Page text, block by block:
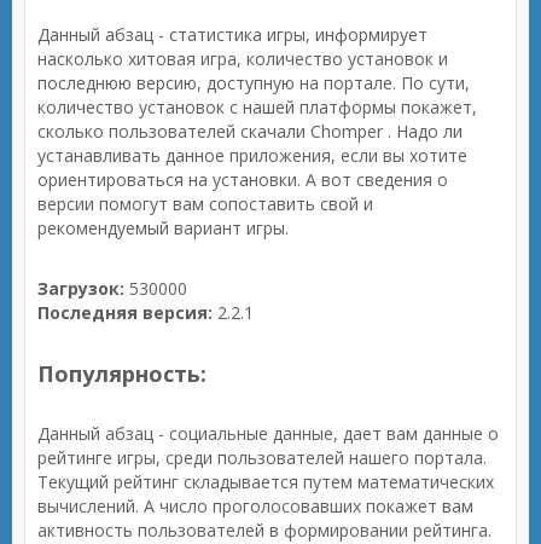
Данный абзац - статистика игры, информирует
насколько хитовая игра, количество установок и
последнюю версию, доступную на портале. По сути,
количество установок с нашей платформы покажет,
сколько пользователей скачали Chomper . Надо ли
устанавливать данное приложения, если вы хотите
ориентироваться на установки. А вот сведения о
версии помогут вам сопоставить свой и
рекомендуемый вариант игры.
Загрузок: 530000
Последняя версия: 2.2.1
Популярность:
Данный абзац - социальные данные, дает вам данные о
рейтинге игры, среди пользователей нашего портала.
Текущий рейтинг складывается путем математических
вычислений. А число проголосовавших покажет вам
активность пользователей в формировании рейтинга.